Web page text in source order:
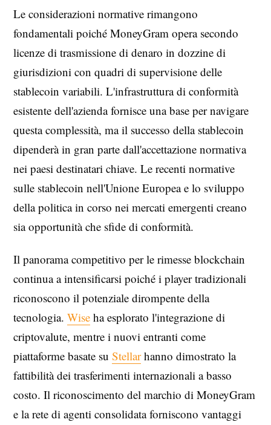
Le considerazioni normative rimangono
fondamentali poiché MoneyGram opera secondo
licenze di trasmissione di denaro in dozzine di
giurisdizioni con quadri di supervisione delle
stablecoin variabili. L'infrastruttura di conformità
esistente dell'azienda fornisce una base per navigare
questa complessità, ma il successo della stablecoin
dipenderà in gran parte dall'accettazione normativa
nei paesi destinatari chiave. Le recenti normative
sulle stablecoin nell'Unione Europea e lo sviluppo
della politica in corso nei mercati emergenti creano
sia opportunità che sfide di conformità.
Il panorama competitivo per le rimesse blockchain
continua a intensificarsi poiché i player tradizionali
riconoscono il potenziale dirompente della
tecnologia. Wise ha esplorato l'integrazione di
criptovalute, mentre i nuovi entranti come
piattaforme basate su Stellarhanno dimostrato la
fattibilità dei trasferimenti internazionali a basso
costo. Il riconoscimento del marchio di MoneyGram
e la rete di agenti consolidata forniscono vantaggi